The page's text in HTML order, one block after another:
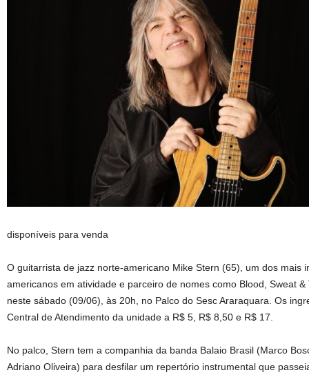
disponíveis para venda
O guitarrista de jazz norte-americano Mike Stern (65), um dos mais
americanos em atividade e parceiro de nomes como Blood, Sweat
neste sábado (09/06), às 20h, no Palco do Sesc Araraquara. Os
Central de Atendimento da unidade a R$ 5, R$ 8,50 e R$ 17.
No palco, Stern tem a companhia da banda Balaio Brasil (Marco
Adriano Oliveira) para desfilar um repertório instrumental que